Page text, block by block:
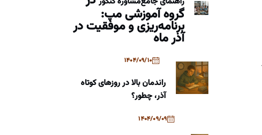
گروه آموزشی مپ:
برنامه‌ریزی و موفقیت در
آذر ماه
1404/09/10
راندمان بالا در روزهای کوتاه
آذر، چطور؟
1404/09/09